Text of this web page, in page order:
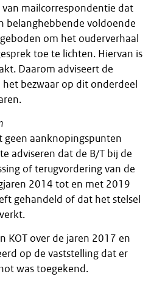
van mailcorrespondentie dat
belanghebbende voldoende
om het ouderverhaal
toe te lichten. Hiervan is
Daarom adviseert de
het bezwaar op dit onderdeel
geen aanknopingspunten
adviseren dat de B/T bij de
of terugvordering van de
2014 tot en met 2019
gehandeld of dat het stelsel
KOT over de jaren 2017 en
op de vaststelling dat er
was toegekend.